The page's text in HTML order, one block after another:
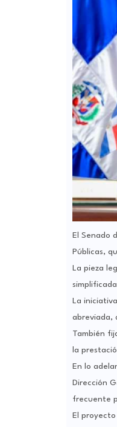
El Senado
Públicas,
La pieza
La
abreviada,
También
la
En lo
Dirección
frecuente
El